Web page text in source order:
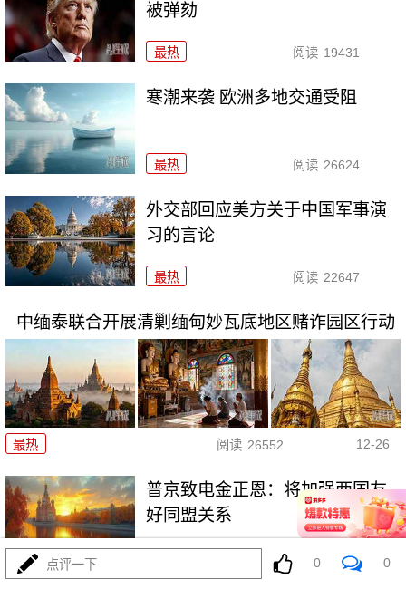
被弹劾
最热 阅读 19431
寒潮来袭 欧洲多地交通受阻
最热 阅读 26624
外交部回应美方关于中国军事演
习的言论
最热 阅读 22647
中缅泰联合开展清剿缅甸妙瓦底地区赌诈园区行动
最热 阅读 26552 12-26
普京致电金正恩：将加强两国友
好同盟关系
阅读 24765
点评一下 0 0